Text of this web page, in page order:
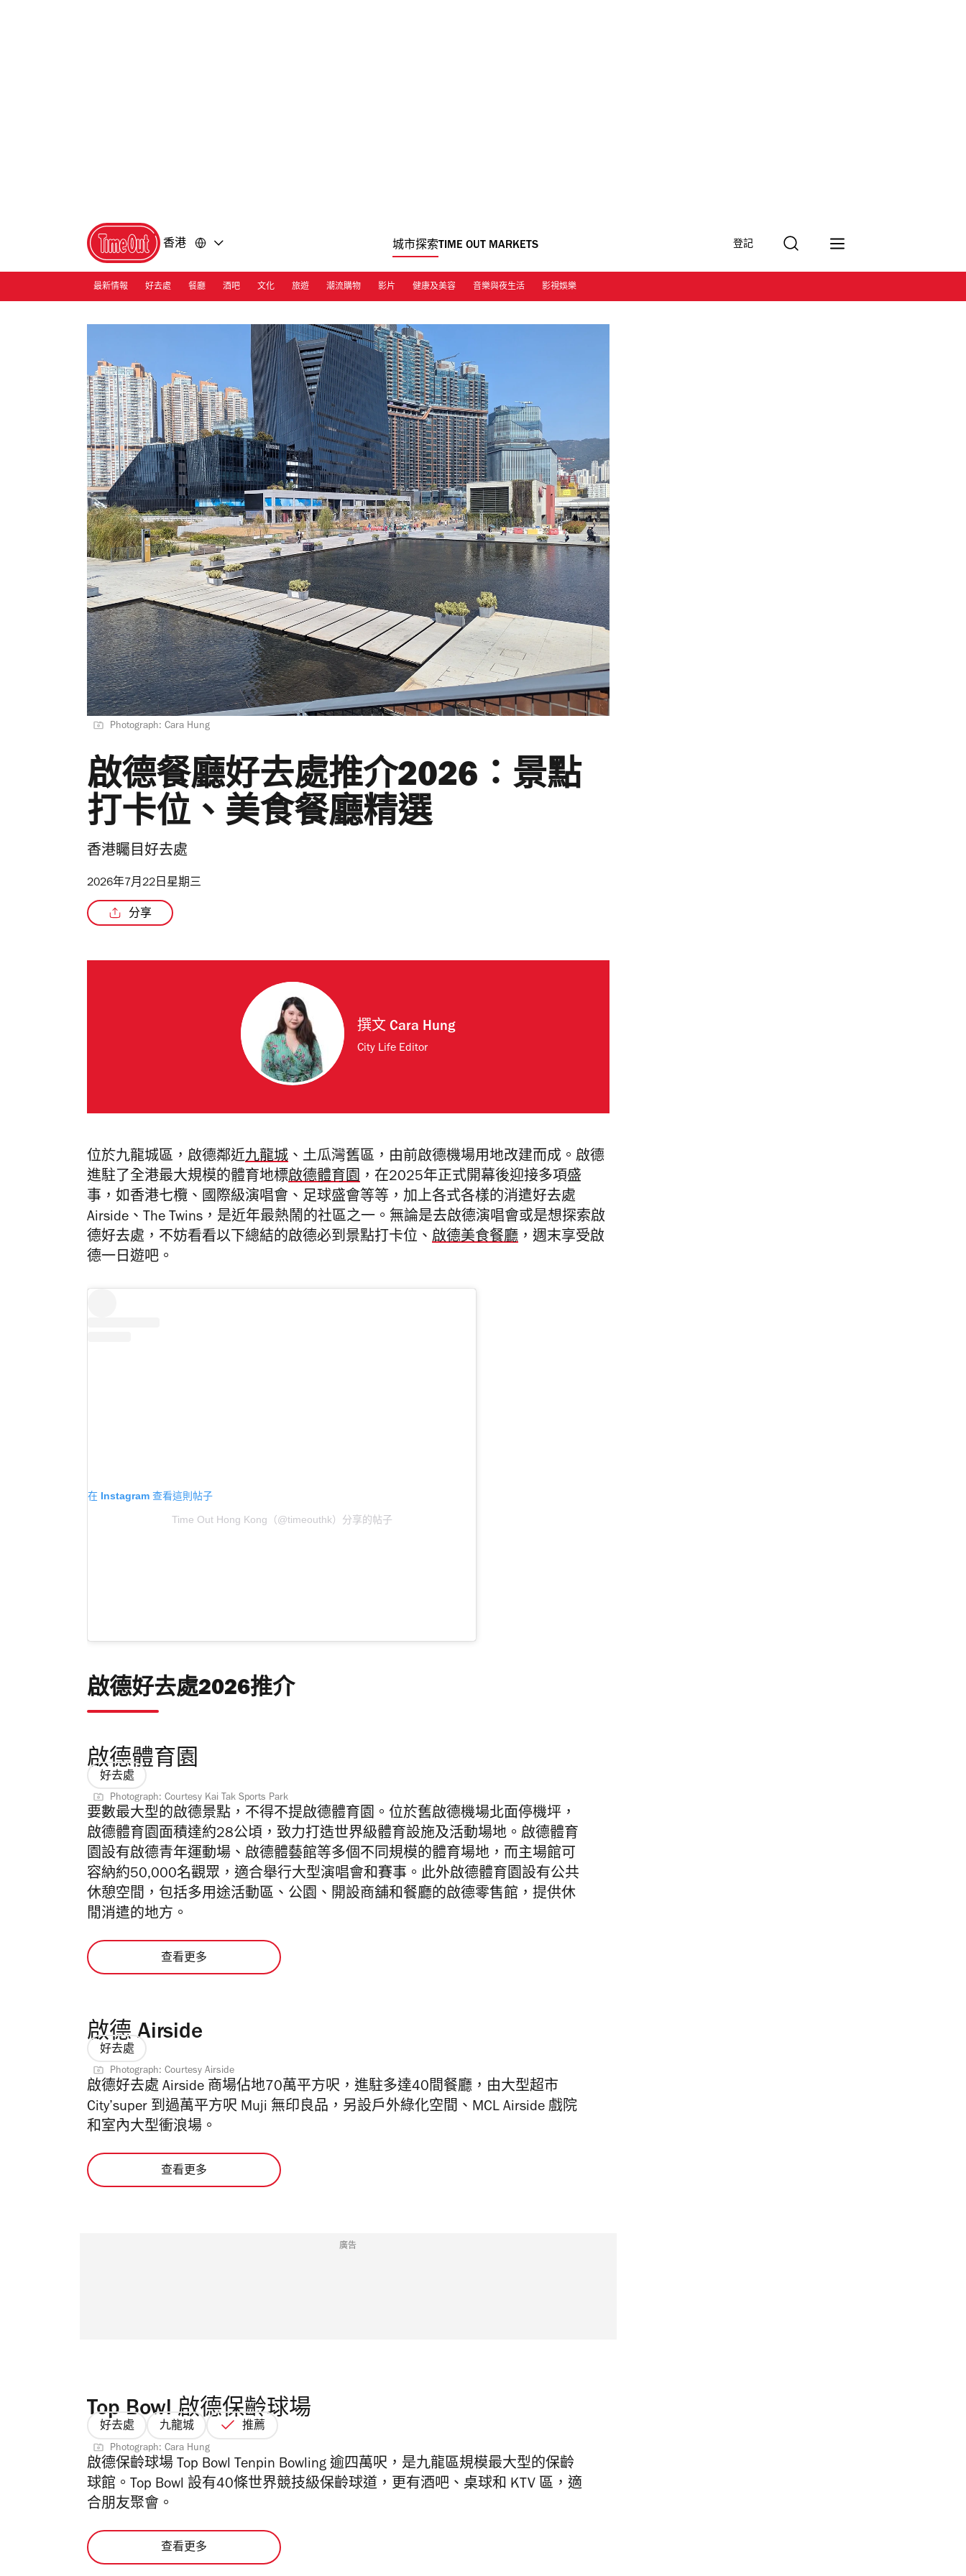
香港 城市探索TIME OUT MARKETS 登記
最新情報 好去處 餐廳 酒吧 文化 旅遊 潮流購物 影片 健康及美容 音樂與夜生活 影視娛樂
Photograph: Cara Hung
啟德餐廳好去處推介2026：景點
打卡位、美食餐廳精選
香港矚目好去處
2026年7月22日星期三
分享
撰文Cara Hung
City Life Editor
位於九龍城區，啟德鄰近九龍城 、土瓜灣舊區，由前啟德機場用地改建而成。啟德
進駐了全港最大規模的體育地標啟德體育園 ，在2025年正式開幕後迎接多項盛
事，如香港七欖、國際級演唱會、足球盛會等等，加上各式各樣的消遣好去處
Airside、The Twins，是近年最熱鬧的社區之一。無論是去啟德演唱會或是想探索啟
德好去處，不妨看看以下總結的啟德必到景點打卡位、 啟德美食餐廳 ，週末享受啟
德一日遊吧。
在 Instagram 查看這則帖子
Time Out Hong Kong（@timeouthk）分享的帖子
啟德好去處2026推介
啟德體育園
好去處
Photograph: Courtesy Kai Tak Sports Park
要數最大型的啟德景點，不得不提啟德體育園。位於舊啟德機場北面停機坪，
啟德體育園面積達約28公頃，致力打造世界級體育設施及活動場地。啟德體育
園設有啟德青年運動場、啟德體藝館等多個不同規模的體育場地，而主場館可
容納約50,000名觀眾，適合舉行大型演唱會和賽事。 此外啟德體育園設有公共
休憩空間，包括多用途活動區 、 公園 、開設商舖和餐廳的啟德零售館 ，提供休
閒消遣的地方。
查看更多
啟德 Airside
好去處
Photograph: Courtesy Airside
啟德好去處 Airside 商場佔地70萬平方呎，進駐多達40間餐廳，由大型超市
City’super 到過萬平方呎 Muji 無印良品，另設戶外綠化空間、MCL Airside 戲院
和室內大型衝浪場。
查看更多
廣告
Top Bowl 啟德保齡球場
好去處 九龍城 推薦
Photograph: Cara Hung
啟德保齡球場 Top Bowl Tenpin Bowling 逾四萬呎，是九龍區規模最大型的保齡
球館。Top Bowl 設有40條世界競技級保齡球道，更有酒吧、桌球和 KTV 區，適
合朋友聚會。
查看更多